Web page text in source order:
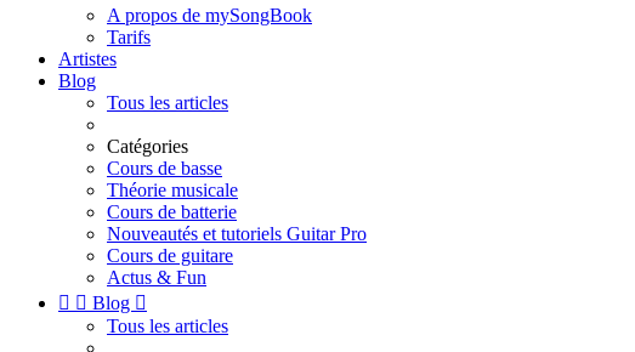
A propos de mySongBook
Tarifs
Artistes
Blog
Tous les articles
Catégories
Cours de basse
Théorie musicale
Cours de batterie
Nouveautés et tutoriels Guitar Pro
Cours de guitare
Actus & Fun
  Blog 
Tous les articles